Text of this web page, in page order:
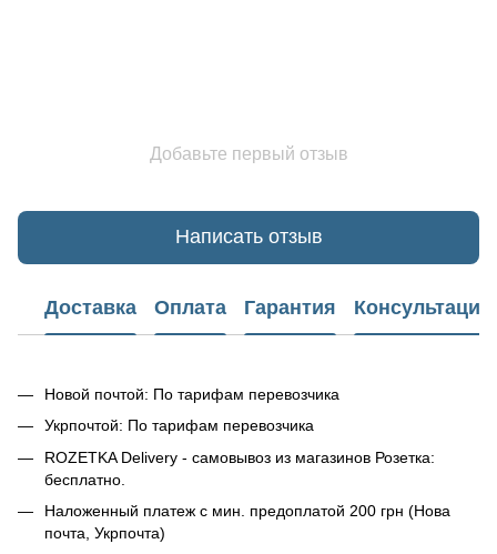
Добавьте первый отзыв
Написать отзыв
Доставка Оплата Гарантия Консультация
Новой почтой: По тарифам перевозчика
Укрпочтой: По тарифам перевозчика
ROZETKA Delivery - самовывоз из магазинов Розетка:
бесплатно.
Наложенный платеж с мин. предоплатой 200 грн (Нова
почта, Укрпочта)